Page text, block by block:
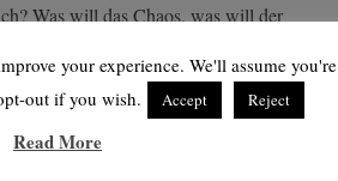
Was will das Chaos, was will der
Es will euch nur gehorsam
.
Resonanzen. Freiheit von
your experience. We'll assume you're
out if you wish.
Accept Reject
Read More